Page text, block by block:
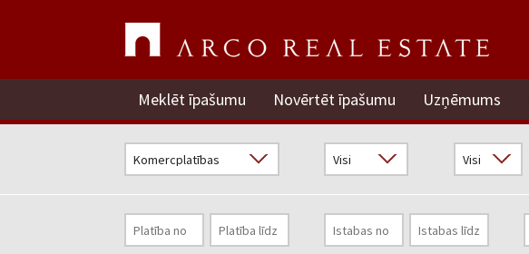
Meklēt īpašumu Novērtēt īpašumu Uzņēmums